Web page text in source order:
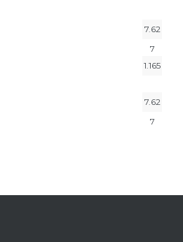
7.62
7
1.165
7.62
7